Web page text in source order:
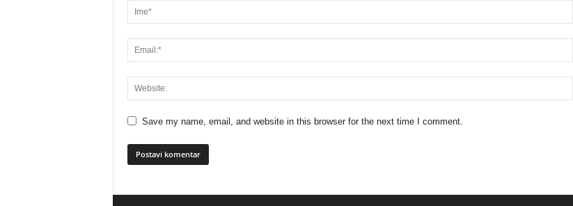
Save my name, email, and website in this browser for the next time I comment.